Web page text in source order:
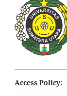
Access Policy: